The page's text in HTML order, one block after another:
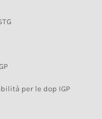
per le dop IGP